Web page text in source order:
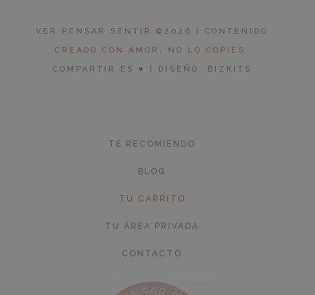
VER PENSAR SENTIR ©2026 | CONTENIDO
CREADO CON AMOR, NO LO COPIES.
COMPARTIR ES ♥︎ | DISEÑO: BIZKITS
TE RECOMIENDO
BLOG
TU CARRITO
TU ÁREA PRIVADA
CONTACTO